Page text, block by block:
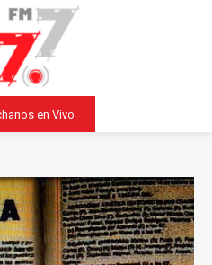
en Vivo